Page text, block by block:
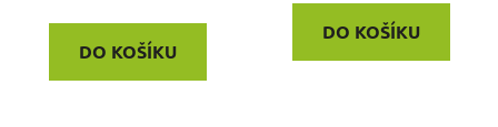
DO KOŠÍKU
DO KOŠÍKU